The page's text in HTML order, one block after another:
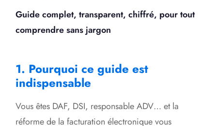
Guide complet, transparent, chiffré, pour tout
comprendre sans jargon
1. Pourquoi ce guide est
indispensable
Vous êtes DAF, DSI, responsable ADV… et la
réforme de la facturation électronique vous